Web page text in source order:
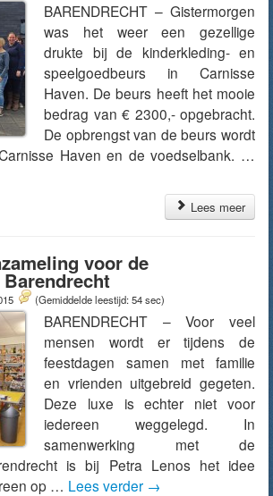
BARENDRECHT – Gistermorgen
was het weer een gezellige
drukte bij de kinderkleding- en
speelgoedbeurs in Carnisse
Haven. De beurs heeft het mooie
bedrag van € 2300,- opgebracht.
De opbrengst van de beurs wordt
Haven en de voedselbank. …
Lees meer
voor de
(Gemiddelde leestijd: 54 sec)
BARENDRECHT – Voor veel
mensen wordt er tijdens de
feestdagen samen met familie
en vrienden uitgebreid gegeten.
Deze luxe is echter niet voor
iedereen weggelegd. In
samenwerking met de
is bij Petra Lenos het idee
op … Lees verder →